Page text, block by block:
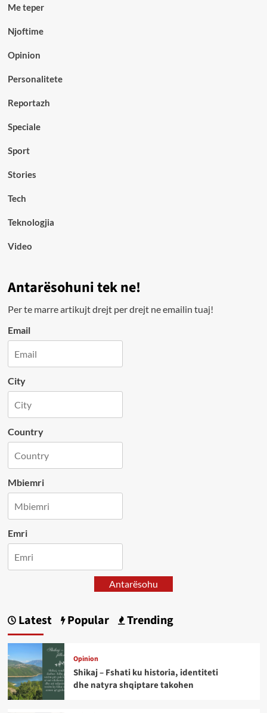
Me teper
Njoftime
Opinion
Personalitete
Reportazh
Speciale
Sport
Stories
Tech
Teknologjia
Video
Antarësohuni tek ne!
Per te marre artikujt drejt per drejt ne emailin tuaj!
Email
City
Country
Mbiemri
Emri
Antarësohu
Latest Popular Trending
Opinion
Shikaj – Fshati ku historia, identiteti
dhe natyra shqiptare takohen